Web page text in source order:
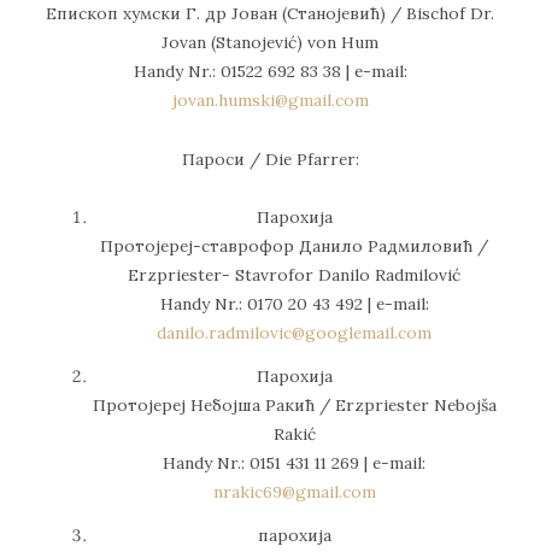
Епископ хумски Г. др Јован (Станојевић) / Bischof Dr.
Jovan (Stanojević) von Hum
Handy Nr.: 01522 692 83 38 | e-mail:
jovan.humski@gmail.com
Пароси / Die Pfarrer:
Парохија
Протојереј-ставрофор Данило Радмиловић /
Erzpriester- Stavrofor Danilo Radmilović
Handy Nr.: 0170 20 43 492 | е-mail:
danilo.radmilovic@googlemail.com
Парохија
Протоjeреј Небојша Ракић / Erzpriester Nebojša
Rakić
Handy Nr.: 0151 431 11 269 | е-mail:
nrakic69@gmail.com
парохија